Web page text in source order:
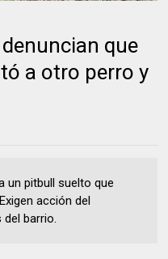
que
a otro perro y
un pitbull suelto que
acción del
barrio.